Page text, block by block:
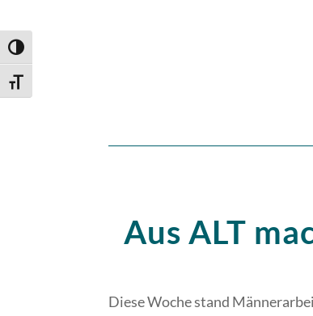
Umschalten auf hohe Kontraste
Schrift vergrößern
Aus ALT
Diese Woche stand